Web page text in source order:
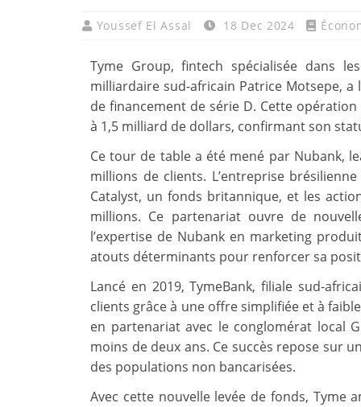
Youssef El Assal 18 Dec 2024
Tyme Group, fintech spécialisée dans
milliardaire sud-africain Patrice Motsepe,
de financement de série D. Cette
à 1,5 milliard de dollars, confirmant son
Ce tour de table a été mené par Nubank,
millions de clients. L’entreprise
Catalyst, un fonds britannique, et les
millions. Ce partenariat ouvre de
l’expertise de Nubank en marketing
atouts déterminants pour renforcer sa
Lancé en 2019, TymeBank, filiale sud-
clients grâce à une offre simplifiée et à
en partenariat avec le conglomérat local
moins de deux ans. Ce succès repose sur
des populations non bancarisées.
Avec cette nouvelle levée de fonds, Tyme